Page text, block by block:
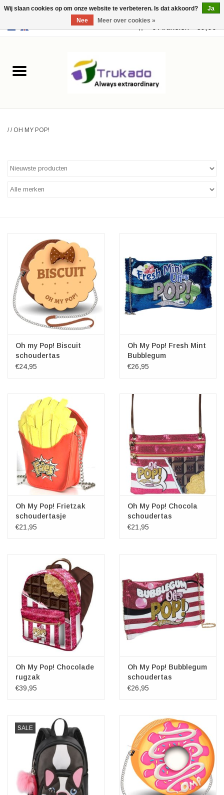
USD 0 Artikelen - €0,00
Leer
Merchandise
Gothic Steampunk
Veronese Design
Giftware & Lifestyle &
Collectables
Bezoek ons
Nieuw
Aanbiedingen
// OH MY POP!
Oh my Pop! Biscuit
schoudertas
€24,95
Oh My Pop! Fresh Mint
Bubblegum
schoudertas
€26,95
Oh My Pop! Frietzak
schoudertasje
€21,95
Oh My Pop! Chocola
schoudertas
€21,95
Oh My Pop! Chocolade
rugzak
€39,95
Oh My Pop! Bubblegum
schoudertas
€26,95
SALE
Wij slaan cookies op om onze website te verbeteren. Is dat akkoord?
Ja
Nee
Meer over cookies »